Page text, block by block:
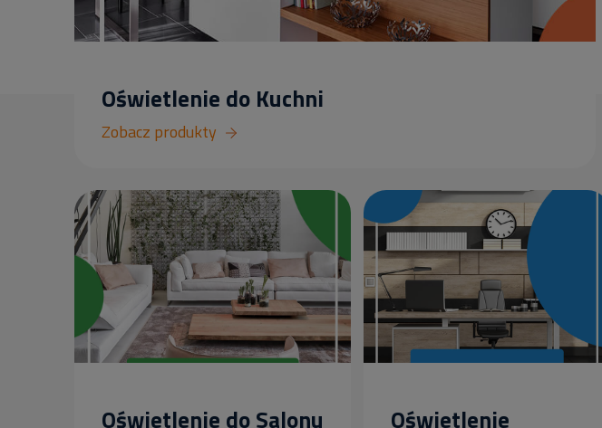
Oświetlenie do Kuchni
Zobacz produkty
Oświetlenie do Salonu
Oświetlenie